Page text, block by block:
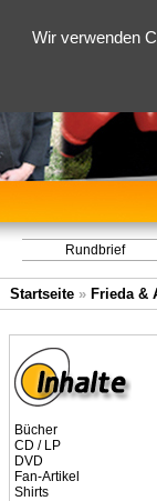
Wir verwenden
Rundbrief
Startseite » Frieda &
Bücher
CD / LP
DVD
Fan-Artikel
Shirts